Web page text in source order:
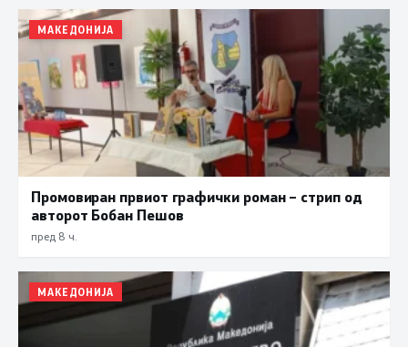
МАКЕДОНИЈА
Промовиран првиот графички роман – стрип од
авторот Бобан Пешов
пред 8 ч.
МАКЕДОНИЈА